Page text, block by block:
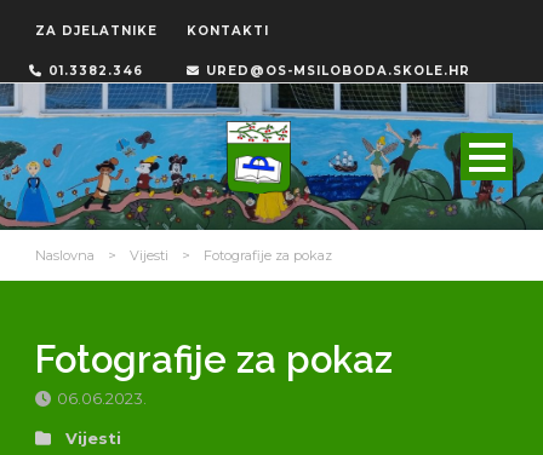
ZA DJELATNIKE KONTAKTI
01.3382.346 URED@OS-MSILOBODA.SKOLE.HR
Naslovna > Vijesti > Fotografije za pokaz
Fotografije za pokaz
06.06.2023.
Vijesti